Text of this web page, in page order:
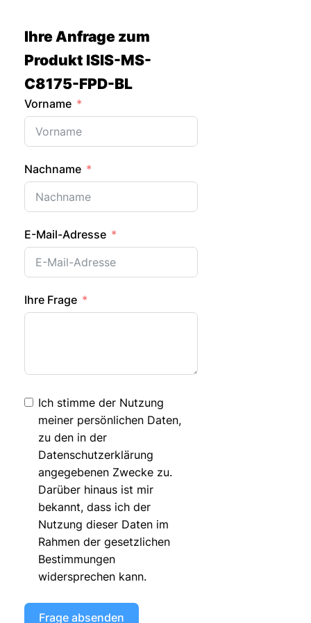
springenIhre Anfrage zum
Produkt ISIS-MS-
C8175-FPD-BL
Vorname
Nachname
E-Mail-Adresse
Ihre Frage
Ich stimme der Nutzung
meiner persönlichen Daten,
zu den in der
Datenschutzerklärung
angegebenen Zwecke zu.
Darüber hinaus ist mir
bekannt, dass ich der
Nutzung dieser Daten im
Rahmen der gesetzlichen
Bestimmungen
widersprechen kann.
Frage absenden